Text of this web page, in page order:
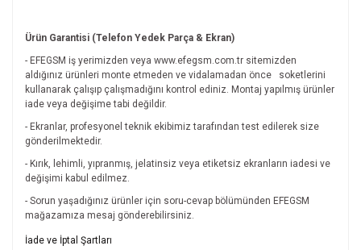
Ürün Garantisi (Telefon Yedek Parça & Ekran)
- EFEGSM iş yerimizden veya www.efegsm.com.tr sitemizden
aldığınız ürünleri monte etmeden ve vidalamadan önce
soketlerini
kullanarak çalışıp çalışmadığını kontrol ediniz. Montaj yapılmış ürünler
iade veya değişime tabi değildir.
- Ekranlar, profesyonel teknik ekibimiz tarafından test edilerek size
gönderilmektedir.
- Kırık, lehimli, yıpranmış, jelatinsiz veya etiketsiz ekranların iadesi ve
değişimi kabul edilmez.
- Sorun yaşadığınız ürünler için soru-cevap bölümünden EFEGSM
mağazamıza mesaj gönderebilirsiniz.
Bu ürünün fiyat bilgisi, resim, ürün açıklamalarında ve diğer
İade ve İptal Şartları